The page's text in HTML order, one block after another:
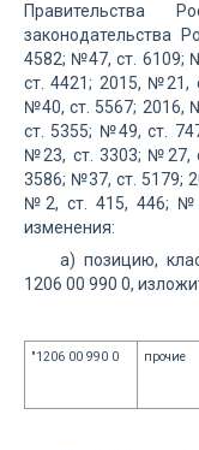
Правительства
законодательства
4582; №47, ст. 6109;
ст. 4421; 2015, №21,
№40, ст. 5567; 2016,
ст. 5355; №49, ст.
№23, ст. 3303; №27,
3586; №37, ст. 5179;
№2, ст. 415, 446;
изменения:
а) позицию,
1206 00 990 0,
"1206 00 990 0 прочие